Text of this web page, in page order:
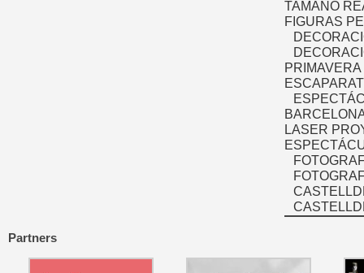
TAMAÑO
FIGURAS
PRIMAVERA
LASER
Partners